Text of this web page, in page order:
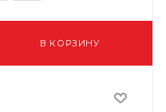
В КОРЗИНУ